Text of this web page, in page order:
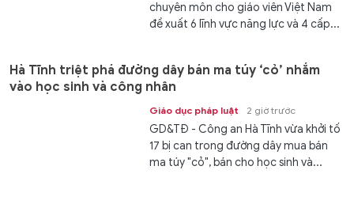
chuyên môn cho giáo viên Việt Nam
đề xuất 6 lĩnh vực năng lực và 4 cấp...
Hà Tĩnh triệt phá đường dây bán ma túy ‘cỏ’ nhắm
vào học sinh và công nhân
Giáo dục pháp luật 2 giờ trước
GD&TĐ - Công an Hà Tĩnh vừa khởi tố
17 bị can trong đường dây mua bán
ma túy "cỏ", bán cho học sinh và...